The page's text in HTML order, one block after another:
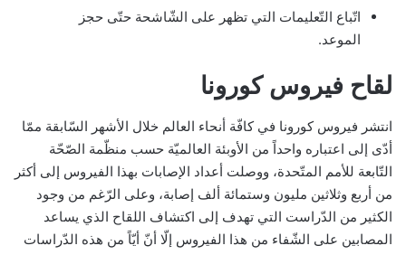
اتّباع التّعليمات التي تظهر على الشّاشحة حتّى حجز
الموعد.
لقاح فيروس كورونا
انتشر فيروس كورونا في كافّة أنحاء العالم خلال الأشهر السّابقة ممّا
أدّى إلى اعتباره واحداً من الأوبئة العالميّة حسب منظّمة الصّحّة
التّابعة للأمم المتّحدة، ووصلت أعداد الإصابات بهذا الفيروس إلى أكثر
من أربع وثلاثين مليون وستمائة ألف إصابة، وعلى الرّغم من وجود
الكثير من الدّراست التي تهدف إلى اكتشاف اللقاح الذي يساعد
المصابين على الشّفاء من هذا الفيروس إلّا أنّ أيّاً من هذه الدّراسات